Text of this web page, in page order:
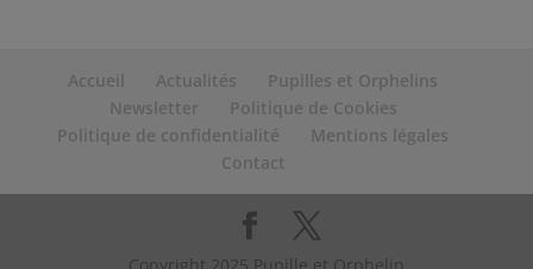
Accueil Actualités
Pupilles et Orphelins
Newsletter
Politique de Cookies
Politique de confidentialité
Mentions légales
Contact